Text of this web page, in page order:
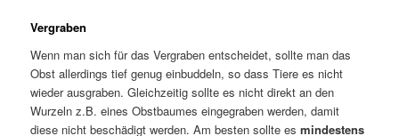
Vergraben
Wenn man sich für das Vergraben entscheidet, sollte man das
Obst allerdings tief genug einbuddeln, so dass Tiere es nicht
wieder ausgraben. Gleichzeitig sollte es nicht direkt an den
Wurzeln z.B. eines Obstbaumes eingegraben werden, damit
diese nicht beschädigt werden. Am besten sollte esmindestens